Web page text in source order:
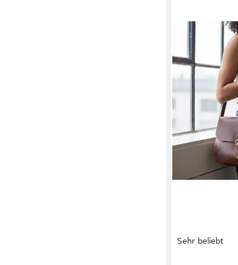
Sehr beliebt